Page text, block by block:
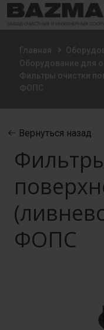
Главная
Оборудование для
Фильтры очистки
ФОПС
Вернуться назад
ФОПС